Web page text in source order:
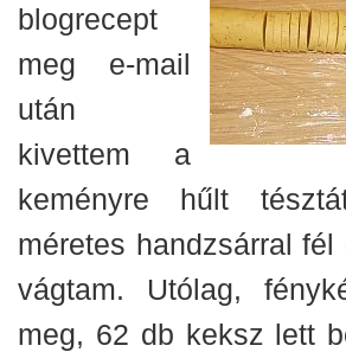
blogrecept
meg e-mail
után
kivettem a
keményre hűlt
méretes handzsárral
vágtam. Utólag,
meg, 62 db keksz lett